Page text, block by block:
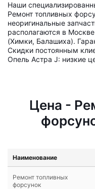
Наши
Ремонт топливных
неоригинальные
располагаются в
(Химки, Балашиха).
Скидки постоянным
Опель Астра J: низкие
Цена -
Наименование
Ремонт топливных
форсунок